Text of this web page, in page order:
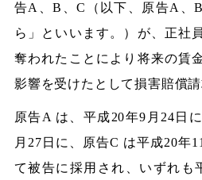
告A、B、C（以下、原告A、
ら」といいます。）が、正社
奪われたことにより将来の賃
影響を受けたとして損害賠償
原告A は、平成20年9月24日
月27日に、原告C は平成20年
て被告に採用され、いずれも